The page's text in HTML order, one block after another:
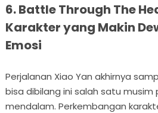
6. Battle Through The
Karakter yang Makin
Emosi
Perjalanan Xiao Yan akhirnya
bisa dibilang ini salah satu musim
mendalam. Perkembangan